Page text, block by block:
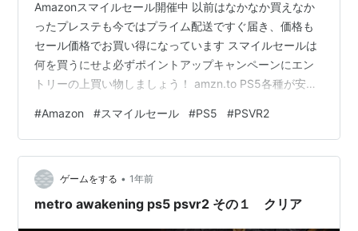
Amazonスマイルセール開催中 以前はなかなか買えなか
ったプレステも今ではプライム配送ですぐ届き、価格も
セール価格でお買い得になっています スマイルセールは
何を買うにせよ必ずポイントアップキャンペーンにエン
トリーの上買い物しましょう！ amzn.to PS5各種が安い
5(CFI-2000A01) ソニー・インタラクティブエンタテイ
ンメント Amazon https://amzn.to/3FyokqC PS5PRO
￥112,980 PlayStation 5 Pro(CFI-7000B01) ソニー・イ
ンタラクティブ…
#Amazon #スマイルセール #PS5 #PSVR2
ゲームをする • 1年前
metro awakening ps5 psvr2 その１ クリア